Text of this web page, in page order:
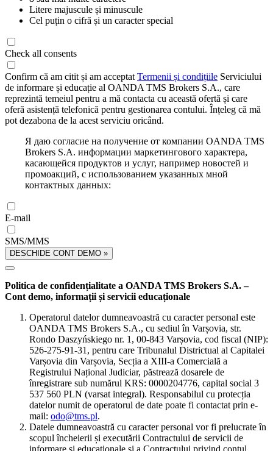
Litere majuscule și minuscule
Cel puțin o cifră și un caracter special
Check all consents
Confirm că am citit și am acceptat Termenii și condițiile Serviciului
de informare și educație al OANDA TMS Brokers S.A., care
reprezintă temeiul pentru a mă contacta cu această ofertă și care
oferă asistență telefonică pentru gestionarea contului. Înțeleg că mă
pot dezabona de la acest serviciu oricând.
Я даю согласие на получение от компании OANDA TMS
Brokers S.A. информации маркетингового характера,
касающейся продуктов и услуг, например новостей и
промоакций, с использованием указанных мной
контактных данных:
E-mail
SMS/MMS
DESCHIDE CONT DEMO »
Politica de confidențialitate a OANDA TMS Brokers S.A. –
Cont demo, informații și servicii educaționale
Operatorul datelor dumneavoastră cu caracter personal este
OANDA TMS Brokers S.A., cu sediul în Varșovia, str.
Rondo Daszyńskiego nr. 1, 00-843 Varșovia, cod fiscal (NIP):
526-275-91-31, pentru care Tribunalul Districtual al Capitalei
Varșovia din Varșovia, Secția a XIII-a Comercială a
Registrului Național Judiciar, păstrează dosarele de
înregistrare sub numărul KRS: 0000204776, capital social 3
537 560 PLN (varsat integral). Responsabilul cu protecția
datelor numit de operatorul de date poate fi contactat prin e-
mail: odo@tms.pl.
Datele dumneavoastră cu caracter personal vor fi prelucrate în
scopul încheierii și executării Contractului de servicii de
informare și educaționale și a Contractului privind contul